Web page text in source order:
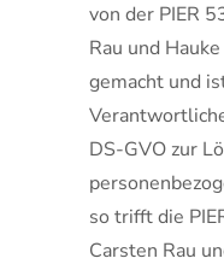
von der PIER
Rau und
gemacht und
DS-GVO zur
so trifft die
Carsten Rau